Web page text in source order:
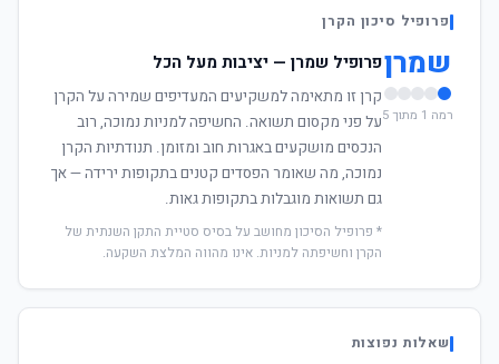
פרופיל סיכון הקרן
שמרן
רמה 1 מתוך 5
פרופיל שמרן — יציבות מעל הכל
קרן זו מתאימה למשקיעים המעדיפים שמירה על הקרן
על פני מקסום תשואה. החשיפה למניות נמוכה, רוב
הנכסים מושקעים באגרות חוב ומזומן. תנודתיות הקרן
נמוכה, מה שאומר הפסדים קטנים בתקופות ירידה — אך
גם תשואות מוגבלות בתקופות גאות.
* פרופיל הסיכון מחושב על בסיס סטיית התקן השנתית של
הקרן וחשיפתה למניות. אינו מהווה המלצת השקעה.
שאלות נפוצות